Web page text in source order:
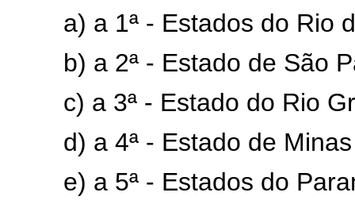
a) a 1ª - Estados do Rio
b) a 2ª - Estado de São
c) a 3ª - Estado do Rio
d) a 4ª - Estado de
e) a 5ª - Estados do